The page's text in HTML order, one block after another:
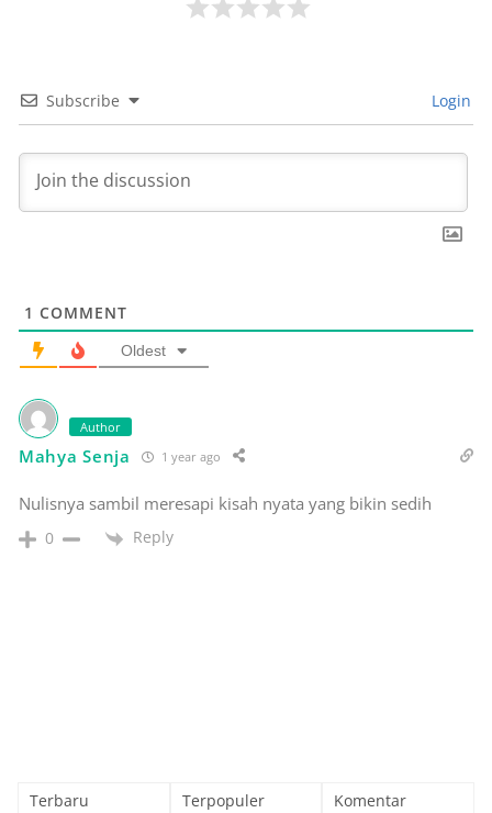
Subscribe Login
1 COMMENT
Oldest
Author
Mahya Senja 1 year ago
Nulisnya sambil meresapi kisah nyata yang bikin sedih
0 Reply
Terbaru Terpopuler Komentar